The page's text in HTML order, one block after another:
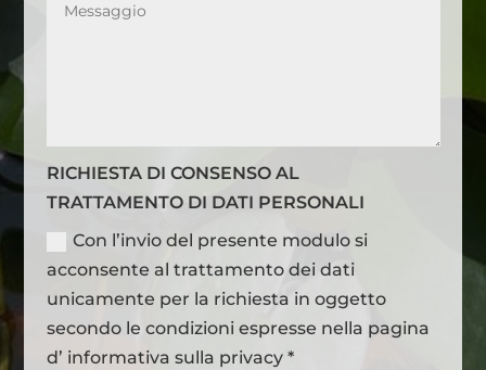
RICHIESTA DI CONSENSO AL
TRATTAMENTO DI DATI PERSONALI
Con l’invio del presente modulo si
acconsente al trattamento dei dati
unicamente per la richiesta in oggetto
secondo le condizioni espresse nella pagina
d’ informativa sulla privacy *